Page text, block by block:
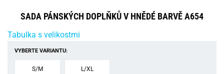
SADA PÁNSKÝCH DOPLŇKŮ V HNĚDÉ BARVĚ A654
Tabulka s velikostmi
VYBERTE VARIANTU:
S/M L/XL